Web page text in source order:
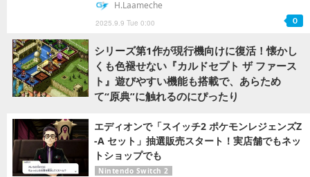
2025.9.9 Tue 0:00
H.Laameche
0
シリーズ第1作が現行機向けに復活！懐かし
くも色褪せない『カルドセプト ザ ファース
ト』遊びやすい機能も搭載で、あらため
て“原典”に触れるのにぴったり
エディオンで「スイッチ2 ポケモンレジェンズZ
-A セット」抽選販売スタート！実店舗でもネッ
トショップでも
Nintendo Switch 2